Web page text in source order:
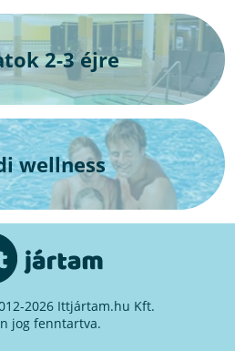
2-3 éjre
wellness
2026 Ittjártam.hu Kft.
jog fenntartva.